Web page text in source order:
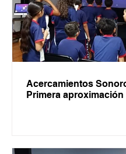
Acercamientos
Primera